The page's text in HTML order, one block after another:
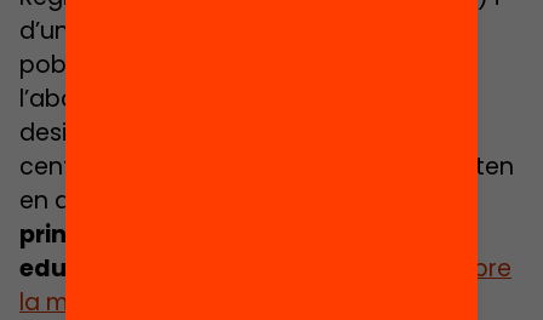
d’una anàlisi longitudinal i amb dades
poblacionals sobre
l’abandonament. També de les
desigualtats entre grups d’alumnes i
centres, així com territorials, que impacten
en aquest fenomen, que és
principals problemes del sistema
educatiu
manté Catalunya per sobre
la mitjana de la UE